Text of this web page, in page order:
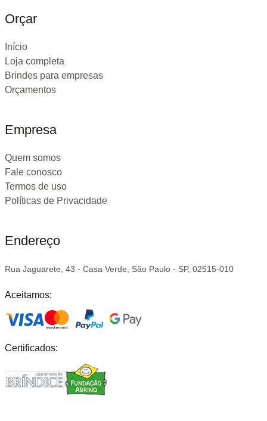
Orçar
Início
Loja completa
Brindes para empresas
Orçamentos
Empresa
Quem somos
Fale conosco
Termos de uso
Políticas de Privacidade
Endereço
Rua Jaguarete, 43 - Casa Verde, São Paulo - SP, 02515-010
Aceitamos:
Certificados: